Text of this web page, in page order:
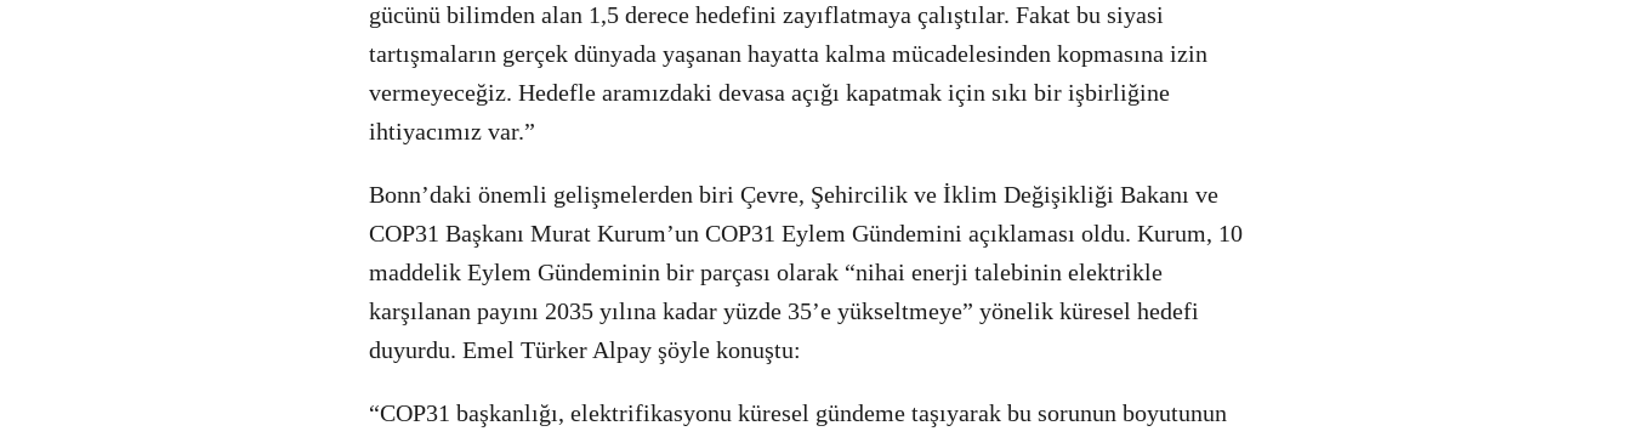
gücünü bilimden alan 1,5 derece hedefini zayıflatmaya çalıştılar. Fakat bu siyasi
tartışmaların gerçek dünyada yaşanan hayatta kalma mücadelesinden kopmasına izin
vermeyeceğiz. Hedefle aramızdaki devasa açığı kapatmak için sıkı bir işbirliğine
ihtiyacımız var.”
Bonn’daki önemli gelişmelerden biri Çevre, Şehircilik ve İklim Değişikliği Bakanı ve
COP31 Başkanı Murat Kurum’un COP31 Eylem Gündemini açıklaması oldu. Kurum, 10
maddelik Eylem Gündeminin bir parçası olarak “nihai enerji talebinin elektrikle
karşılanan payını 2035 yılına kadar yüzde 35’e yükseltmeye” yönelik küresel hedefi
duyurdu. Emel Türker Alpay şöyle konuştu:
“COP31 başkanlığı, elektrifikasyonu küresel gündeme taşıyarak bu sorunun boyutunun